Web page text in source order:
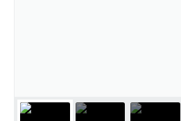
Sistema de Protocolo